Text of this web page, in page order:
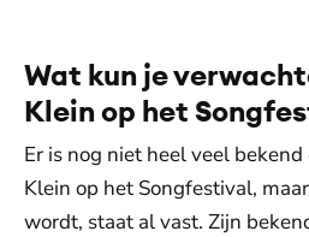
Wat kun je
Klein op het
Er is nog niet heel veel
Klein op het Songfestival,
wordt, staat al vast. Zijn